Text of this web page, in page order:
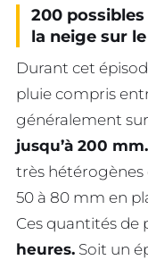
200
la neige sur
Durant cet
pluie compris
généralement
jusqu’à 200 mm.
très hétérogènes
50 à 80 mm en
Ces quantités de
heures. Soit un